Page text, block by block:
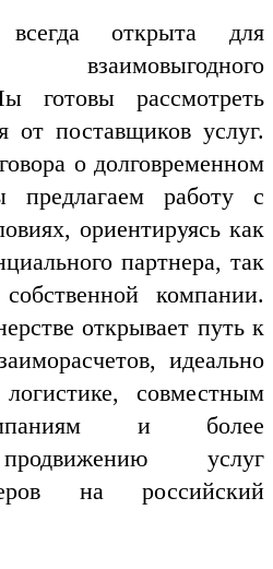
открыта для
взаимовыгодного
готовы рассмотреть
от поставщиков услуг.
о долговременном
предлагаем работу с
ориентируясь как
партнера, так
компании.
открывает путь к
идеально
совместным
и более
услуг
на российский